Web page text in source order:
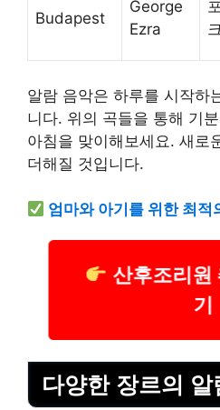
Budapest
George
Ezra
알람 음악은 하루를 시작하
니다. 위의 곡들을 통해 기
아침을 맞이해보세요. 새로
더해질 것입니다.
엄마와 아기를 위한 최적
산후조리원
기
다양한 장르의